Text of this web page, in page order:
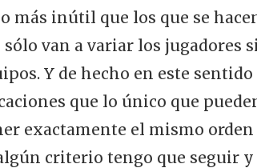
más inútil que los que se
van a variar los jugadores
Y de hecho en este
que lo único que
exactamente el mismo
criterio tengo que seguir